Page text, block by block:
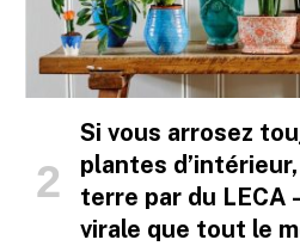
Si vous arrosez
plantes
terre par du LECA
virale que tout le